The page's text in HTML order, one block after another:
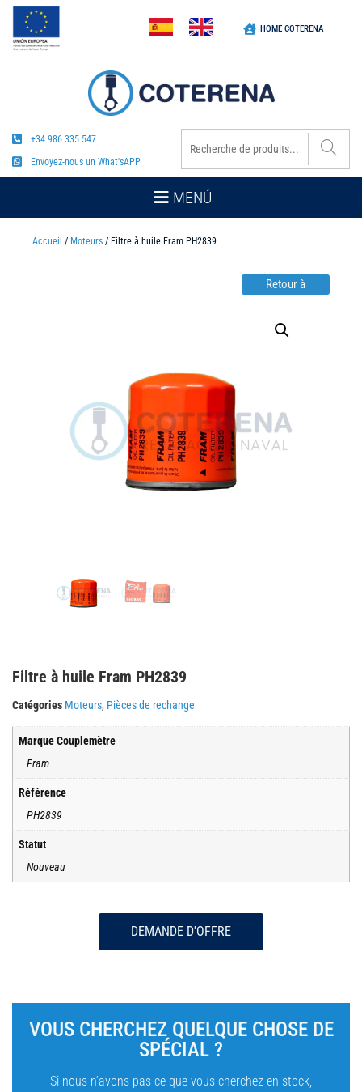
HOME COTERENA
+34 986 335 547
Envoyez-nous un What'sAPP
MENÚ
Accueil / Moteurs / Filtre à huile Fram PH2839
Retour à
Filtre à huile Fram PH2839
Catégories Moteurs, Pièces de rechange
Marque Couplemètre
Fram
Référence
PH2839
Statut
Nouveau
DEMANDE D'OFFRE
VOUS CHERCHEZ QUELQUE CHOSE DE
SPÉCIAL ?
Si nous n’avons pas ce que vous cherchez en stock,